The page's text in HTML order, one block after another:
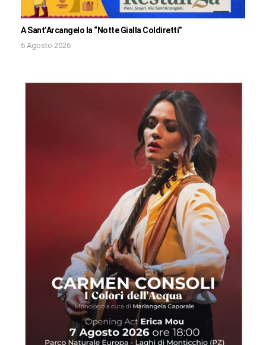
A Sant’Arcangelo la “Notte Gialla Coldiretti”
6 Agosto 2026